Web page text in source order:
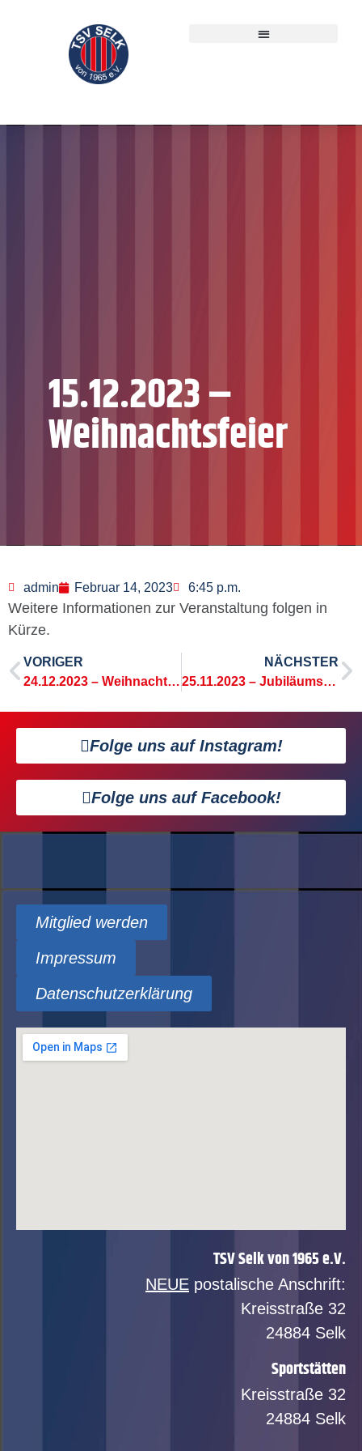
15.12.2023 –
Weihnachtsfeier
admin Februar 14, 2023 6:45 p.m.
Weitere Informationen zur Veranstaltung folgen in
Kürze.
VORIGER
24.12.2023 – Weihnachtscountdown
NÄCHSTER
25.11.2023 – Jubiläumsball 10 Jahre HmZ
Folge uns auf Instagram!
Folge uns auf Facebook!
Mitglied werden
Impressum
Datenschutzerklärung
TSV Selk von 1965 e.V.
NEUE postalische Anschrift:
Kreisstraße 32
24884 Selk
Sportstätten
Kreisstraße 32
24884 Selk